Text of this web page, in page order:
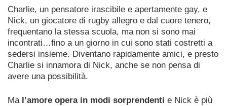
Charlie, un pensatore irascibile e apertamente gay, e
Nick, un giocatore di rugby allegro e dal cuore tenero,
frequentano la stessa scuola, ma non si sono mai
incontrati…fino a un giorno in cui sono stati costretti a
sedersi insieme. Diventano rapidamente amici, e presto
Charlie si innamora di Nick, anche se non pensa di
avere una possibilità.
Ma l’amore opera in modi sorprendenti e Nick è più